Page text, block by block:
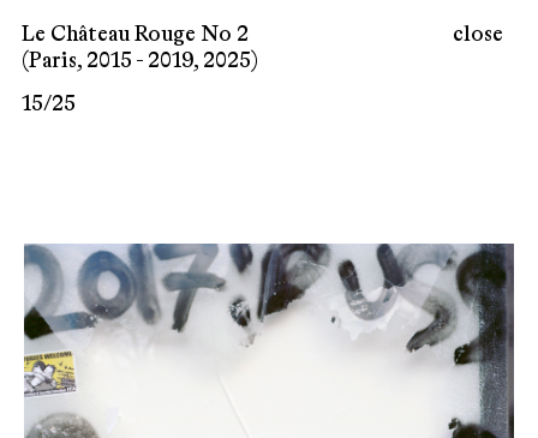
Le Château Rouge No 2
(Paris, 2015 - 2019, 2025)
15/25
close